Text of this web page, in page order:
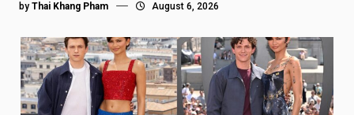
by Thai Khang Pham August 6, 2026